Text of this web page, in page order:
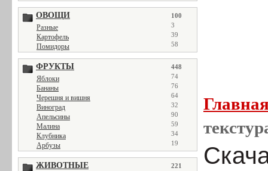
ОВОЩИ 100
Разные 3
Картофель 39
Помидоры 58
ФРУКТЫ 448
Яблоки 74
Бананы 76
Черешня и вишня 64
Виноград 32
Апельсины 90
Малина 59
Клубника 34
Арбузы 19
ЖИВОТНЫЕ 221